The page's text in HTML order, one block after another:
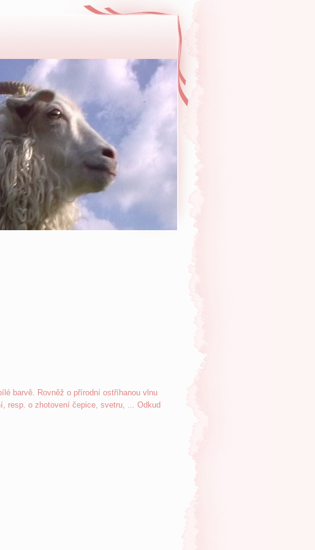
barvě. Rovněž o přírodní ostříhanou vlnu
resp. o zhotovení čepice, svetru, ... Odkud